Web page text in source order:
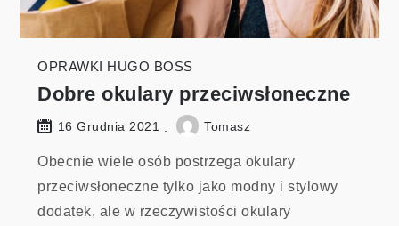
OPRAWKI HUGO BOSS
Dobre okulary przeciwsłoneczne
16 Grudnia 2021 Tomasz
Obecnie wiele osób postrzega okulary
przeciwsłoneczne tylko jako modny i stylowy
dodatek, ale w rzeczywistości okulary